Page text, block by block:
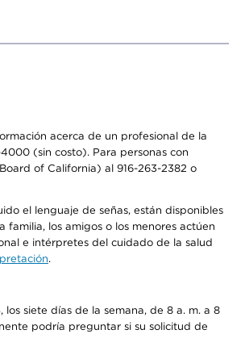
acerca de un profesional de la
(sin costo). Para personas con
of California) al 916-263-2382 o
el lenguaje de señas, están disponibles
los amigos o los menores actúen
e intérpretes del cuidado de la salud
.
siete días de la semana, de 8 a. m. a 8
podría preguntar si su solicitud de